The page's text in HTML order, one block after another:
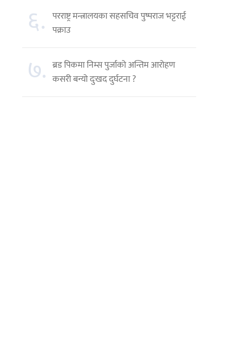
६. परराष्ट्र मन्त्रालयका सहसचिव पुष्पराज भट्टराई
पक्राउ
७. ब्रड पिकमा निम्स पुर्जाको अन्तिम आरोहण
कसरी बन्यो दुःखद दुर्घटना ?